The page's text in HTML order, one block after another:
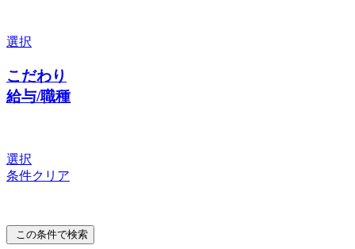
選択
こだわり
給与/職種
選択
条件クリア
この条件で検索